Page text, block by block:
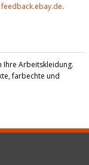
feedback.ebay.de.
Ihre Arbeitskleidung.
farbechte und